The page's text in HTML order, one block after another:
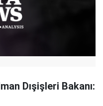
Dışişleri Bakanı: